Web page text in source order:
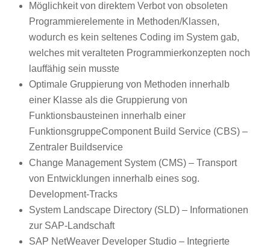
Möglichkeit von direktem Verbot von obsoleten
Programmierelemente in Methoden/Klassen,
wodurch es kein seltenes Coding im System gab,
welches mit veralteten Programmierkonzepten noch
lauffähig sein musste
Optimale Gruppierung von Methoden innerhalb
einer Klasse als die Gruppierung von
Funktionsbausteinen innerhalb einer
FunktionsgruppeComponent Build Service (CBS) –
Zentraler Buildservice
Change Management System (CMS) – Transport
von Entwicklungen innerhalb eines sog.
Development-Tracks
System Landscape Directory (SLD) – Informationen
zur SAP-Landschaft
SAP NetWeaver Developer Studio – Integrierte